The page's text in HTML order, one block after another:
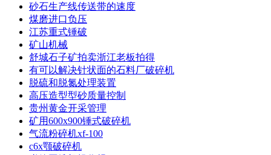
砂石生产线传送带的速度
煤磨进口负压
江苏重式锤破
矿山机械
舒城石子矿拍卖浙江老板拍得
有可以解决针状面的石料厂破碎机
脱硫和脱氮处理装置
高压造型型砂质量控制
贵州黄金开采管理
矿用600x900锤式破碎机
气流粉碎机xf-100
c6x颚破碎机